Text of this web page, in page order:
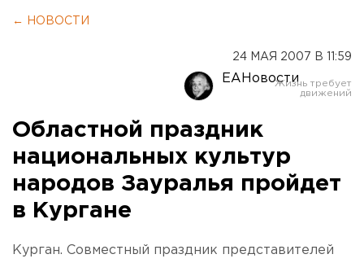
← НОВОСТИ
24 МАЯ 2007 В 11:59
ЕАНовости
Областной праздник
национальных культур
народов Зауралья пройдет
в Кургане
Курган. Совместный праздник представителей